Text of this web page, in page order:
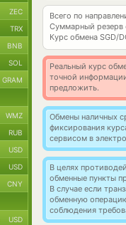
Всего по
Суммарный резерв
Курс обмена SGD/
Реальный курс
точной
предложить.
Обмены наличных
фиксирования
сервисом в
В целях
обменные пункты
В случае если
обменную
соблюдения
ZEC
TRX
BNB
SOL
GRAM
WMZ
RUB
USD
USD
CNY
USD